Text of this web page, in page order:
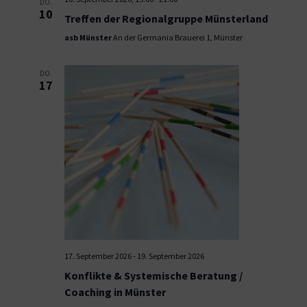
DO.
10 Treffen der Regionalgruppe Münsterland
asb MünsterAn der Germania Brauerei 1, Münster
DO.
17
17. September 2026- 19. September 2026
Konflikte & Systemische Beratung /
Coaching in Münster